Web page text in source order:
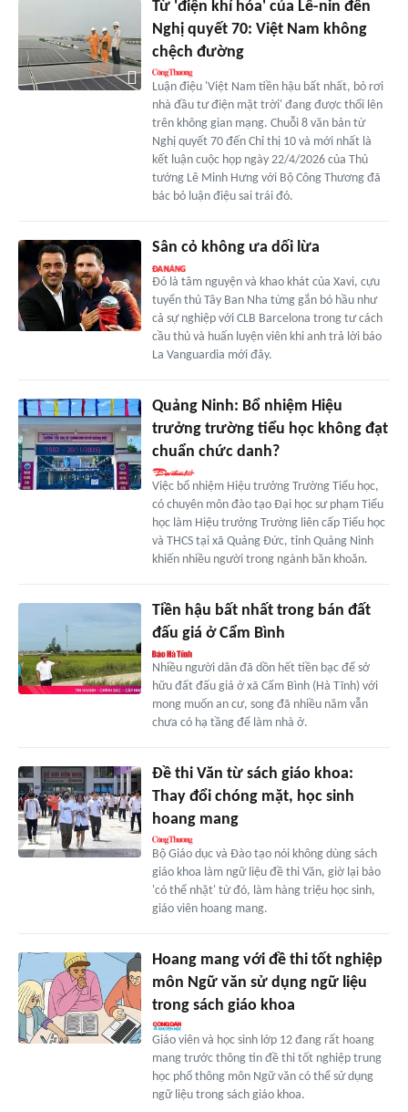
Từ 'điện khí hóa' của Lê-nin đến
Nghị quyết 70: Việt Nam không
chệch đường
Luận điệu 'Việt Nam tiền hậu bất nhất, bỏ rơi
nhà đầu tư điện mặt trời' đang được thổi lên
trên không gian mạng. Chuỗi 8 văn bản từ
Nghị quyết 70 đến Chỉ thị 10 và mới nhất là
kết luận cuộc họp ngày 22/4/2026 của Thủ
tướng Lê Minh Hưng với Bộ Công Thương đã
bác bỏ luận điệu sai trái đó.
Sân cỏ không ưa dối lừa
Đó là tâm nguyện và khao khát của Xavi, cựu
tuyển thủ Tây Ban Nha từng gắn bó hầu như
cả sự nghiệp với CLB Barcelona trong tư cách
cầu thủ và huấn luyện viên khi anh trả lời báo
La Vanguardia mới đây.
Quảng Ninh: Bổ nhiệm Hiệu
trưởng trường tiểu học không đạt
chuẩn chức danh?
Việc bổ nhiệm Hiệu trưởng Trường Tiểu học,
có chuyên môn đào tạo Đại học sư phạm Tiểu
học làm Hiệu trưởng Trường liên cấp Tiểu học
và THCS tại xã Quảng Đức, tỉnh Quảng Ninh
khiến nhiều người trong ngành băn khoăn.
Tiền hậu bất nhất trong bán đất
đấu giá ở Cẩm Bình
Nhiều người dân đã dồn hết tiền bạc để sở
hữu đất đấu giá ở xã Cẩm Bình (Hà Tĩnh) với
mong muốn an cư, song đã nhiều năm vẫn
chưa có hạ tầng để làm nhà ở.
Đề thi Văn từ sách giáo khoa:
Thay đổi chóng mặt, học sinh
hoang mang
Bộ Giáo dục và Đào tạo nói không dùng sách
giáo khoa làm ngữ liệu đề thi Văn, giờ lại bảo
'có thể nhặt' từ đó, làm hàng triệu học sinh,
giáo viên hoang mang.
Hoang mang với đề thi tốt nghiệp
môn Ngữ văn sử dụng ngữ liệu
trong sách giáo khoa
Giáo viên và học sinh lớp 12 đang rất hoang
mang trước thông tin đề thi tốt nghiệp trung
học phổ thông môn Ngữ văn có thể sử dụng
ngữ liệu trong sách giáo khoa.